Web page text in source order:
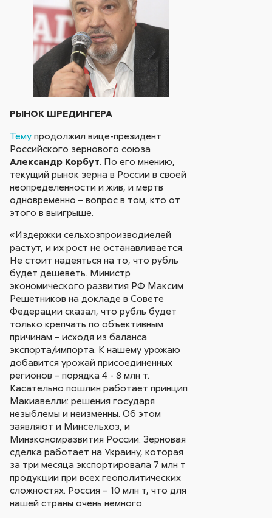
РЫНОК ШРЕДИНГЕРА
Тему продолжил вице-президент
Российского зернового союза
Александр Корбут. По его мнению,
текущий рынок зерна в России в своей
неопределенности и жив, и мертв
одновременно – вопрос в том, кто от
этого в выигрыше.
«Издержки сельхозпроизводиелей
растут, и их рост не останавливается.
Не стоит надеяться на то, что рубль
будет дешеветь. Министр
экономического развития РФ Максим
Решетников на докладе в Совете
Федерации сказал, что рубль будет
только крепчать по объективным
причинам – исходя из баланса
экспорта/импорта. К нашему урожаю
добавится урожай присоединенных
регионов – порядка 4 - 8 млн т.
Касательно пошлин работает принцип
Макиавелли: решения государя
незыблемы и неизменны. Об этом
заявляют и Минсельхоз, и
Минэкономразвития России. Зерновая
сделка работает на Украину, которая
за три месяца экспортировала 7 млн т
продукции при всех геополитических
сложностях. Россия – 10 млн т, что для
нашей страны очень немного.